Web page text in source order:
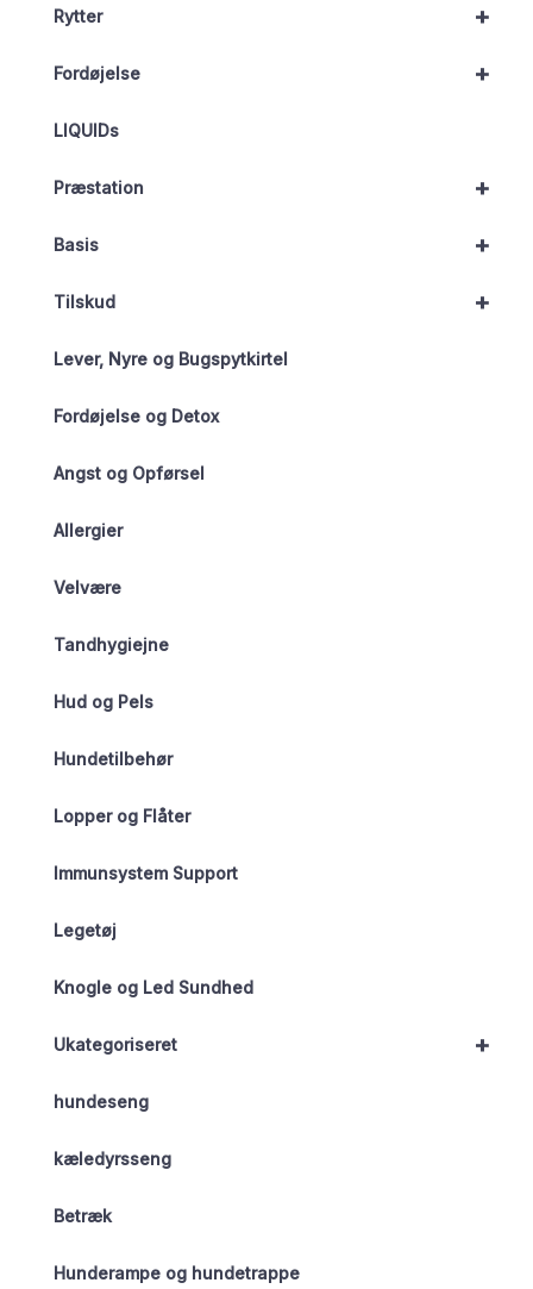
+
Rytter
+
Fordøjelse
LIQUIDs
+
Præstation
+
Basis
+
Tilskud
Lever, Nyre og Bugspytkirtel
Fordøjelse og Detox
Angst og Opførsel
Allergier
Velvære
Tandhygiejne
Hud og Pels
Hundetilbehør
Lopper og Flåter
Immunsystem Support
Legetøj
Knogle og Led Sundhed
+
Ukategoriseret
hundeseng
kæledyrsseng
Betræk
Hunderampe og hundetrappe